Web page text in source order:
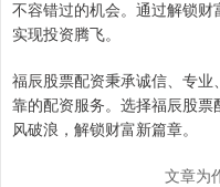
不容错过的机会。通过解锁财
实现投资腾飞。
福辰股票配资秉承诚信、专
靠的配资服务。选择福辰股
风破浪，解锁财富新篇章。
文章为